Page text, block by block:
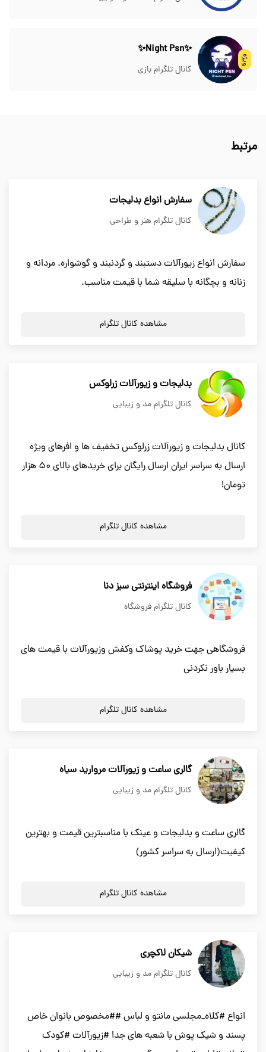
ویژه
✨Night Psn✨
کانال تلگرام بازی
مرتبط
سفارش انواع بدلیجات
کانال تلگرام هنر و طراحی
سفارش انواع زیورآلات دستبند و گردنبند و گوشواره. مردانه و
زنانه و بچگانه با سلیقه شما با قیمت مناسب.
مشاهده کانال تلگرام
بدلیجات و زیورآلات زرلوکس
کانال تلگرام مد و زیبایی
کانال بدلیجات و زیورآلات زرلوکس تخفیف ها و افرهای ویژه
ارسال به سراسر ایران ارسال رایگان برای خریدهای بالای 50 هزار
تومان!
مشاهده کانال تلگرام
فروشگاه اینترنتی سبز دنا
کانال تلگرام فروشگاه
فروشگاهی جهت خرید پوشاک وکفش وزیورآلات با قیمت های
بسیار باور نکردنی
مشاهده کانال تلگرام
گالری ساعت و زیورآلات مروارید سیاه
کانال تلگرام مد و زیبایی
گالری ساعت و بدلیجات و عینک با مناسبترین قیمت و بهترین
کیفیت(ارسال به سراسر کشور)
مشاهده کانال تلگرام
شیکان لاکچری
کانال تلگرام مد و زیبایی
انواع #کلاه_مجلسی مانتو و لباس ##مخصوص بانوان خاص
پسند و شیک پوش با شعبه های جدا #زیورآلات #کودک